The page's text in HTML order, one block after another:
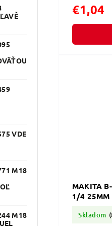
VDE
M18
M18
€1,04
MAKITA
1/4 25MM
Skladom